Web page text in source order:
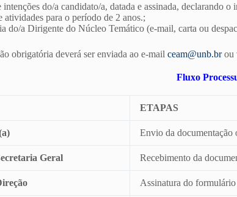
intenções do/a candidato/a, datada e assinada, declarando
atividades para o período de 2 anos.;
do/a Dirigente do Núcleo Temático (e-mail, carta ou
obrigatória deverá ser enviada ao e-mailceam@unb.brou
Fluxo
ETAPAS
Envio da documentação
Geral Recebimento da
Assinatura do